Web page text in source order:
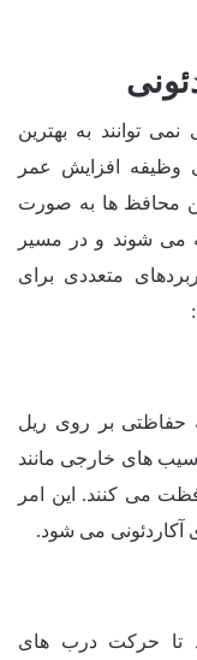
توانند به بهترین
وظیفه افزایش عمر
محافظ ها به صورت
می شوند و در مسیر
متعددی برای
حفاظتی بر روی ریل
های خارجی مانند
می کنند. این امر
آکاردئونی می شود.
تا حرکت درب های